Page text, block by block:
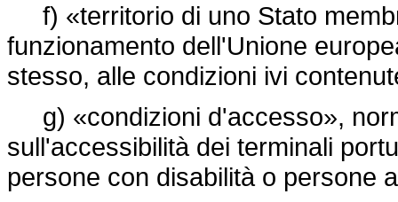
f) «territorio di uno Stato
funzionamento dell'Unione
stesso, alle condizioni ivi
g) «condizioni d'accesso»,
sull'accessibilità dei terminali
persone con disabilità o persone